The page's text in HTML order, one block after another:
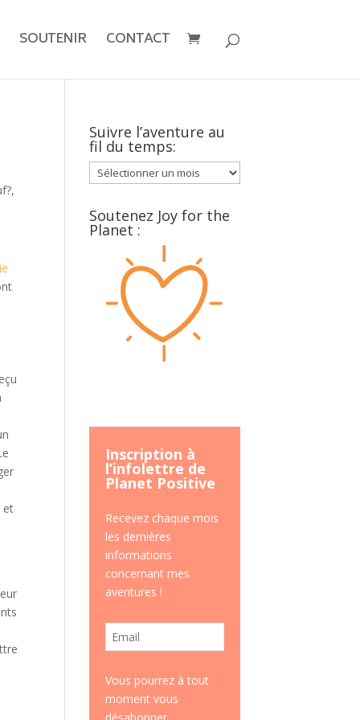
SOUTENIR CONTACT
,
et
Suivre l’aventure au
fil du temps:
Suivre
l’aventure
au
fil
Soutenez Joy for the
Planet :
Inscription à
l’infolettre de
Planet Positive
Recevez chaque mois
les dernières
informations
concernant mes
aventures !
Vous pourrez à tout
moment vous
désabonner.